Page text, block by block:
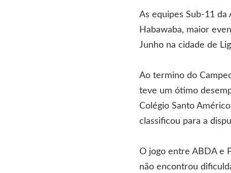
As equipes Sub-11 da
Habawaba, maior
Junho na cidade de
Ao termino do
teve um ótimo
Colégio Santo
classificou para a
O jogo entre ABDA e
não encontrou